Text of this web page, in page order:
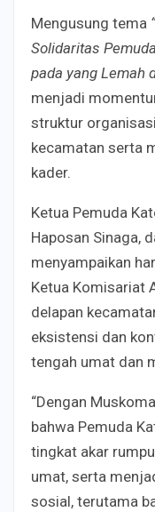
Mengusung tema
Solidaritas
pada yang Lemah
menjadi
struktur
kecamatan serta
kader.
Ketua Pemuda
Haposan Sinaga,
menyampaikan
Ketua Komisariat
delapan
eksistensi dan
tengah umat dan
“Dengan
bahwa Pemuda
tingkat akar
umat, serta
sosial, terutama